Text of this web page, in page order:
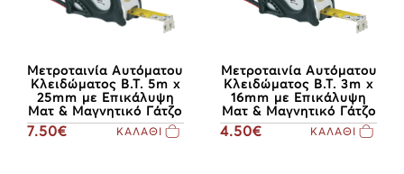
Μετροταινία Αυτόματου
Κλειδώματος B.T. 5m x
25mm με Επικάλυψη
Ματ & Μαγνητικό Γάτζο
7.50€ ΚΑΛΑΘΙ
Μετροταινία Αυτόματου
Κλειδώματος Β.Τ. 3m x
16mm με Επικάλυψη
Ματ & Μαγνητικό Γάτζο
4.50€ ΚΑΛΑΘΙ